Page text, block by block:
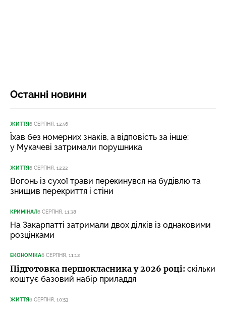
Останні новини
ЖИТТЯ6 СЕРПНЯ, 12:56
Їхав без номерних знаків, а відповість за інше:
у Мукачеві затримали порушника
ЖИТТЯ6 СЕРПНЯ, 12:22
Вогонь із сухої трави перекинувся на будівлю та
знищив перекриття і стіни
КРИМІНАЛ6 СЕРПНЯ, 11:38
На Закарпатті затримали двох ділків із однаковими
розцінками
ЕКОНОМІКА6 СЕРПНЯ, 11:12
Підготовка першокласника у 2026 році: скільки
коштує базовий набір приладдя
ЖИТТЯ6 СЕРПНЯ, 10:53